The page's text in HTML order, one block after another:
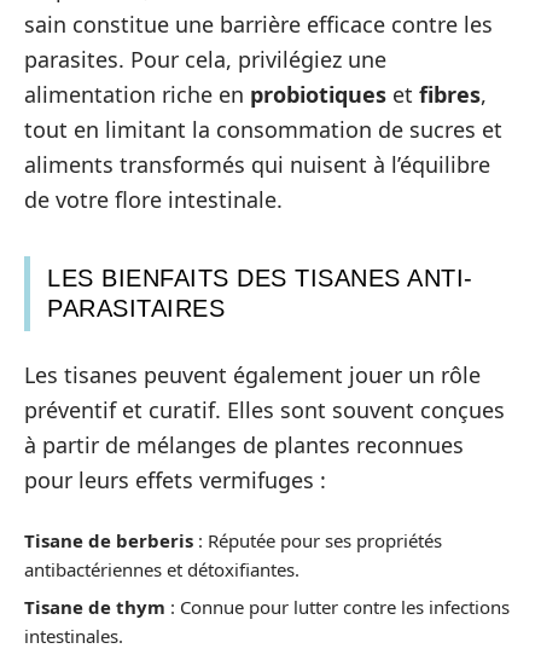
sain constitue une barrière efficace contre les
parasites. Pour cela, privilégiez une
alimentation riche en probiotiques et fibres,
tout en limitant la consommation de sucres et
aliments transformés qui nuisent à l’équilibre
de votre flore intestinale.
LES BIENFAITS DES TISANES ANTI-
PARASITAIRES
Les tisanes peuvent également jouer un rôle
préventif et curatif. Elles sont souvent conçues
à partir de mélanges de plantes reconnues
pour leurs effets vermifuges :
Tisane de berberis : Réputée pour ses propriétés
antibactériennes et détoxifiantes.
Tisane de thym : Connue pour lutter contre les infections
intestinales.